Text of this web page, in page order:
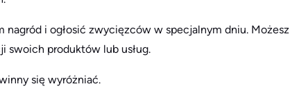
i ogłosić zwycięzców w specjalnym dniu. Możesz
swoich produktów lub usług.
się wyróżniać.